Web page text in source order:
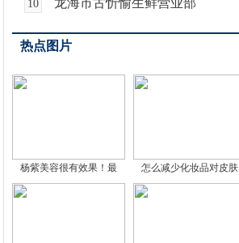
10 龙海市古忻愉生鲜营业部
热点图片
杨紫美容很有效果！最 怎么减少化妆品对皮肤